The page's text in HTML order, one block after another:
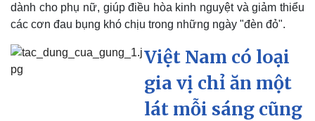
dành cho phụ nữ, giúp điều hòa kinh nguyệt và giảm thiểu
các cơn đau bụng khó chịu trong những ngày "đèn đỏ".
Việt Nam có loại
gia vị chỉ ăn một
lát mỗi sáng cũng